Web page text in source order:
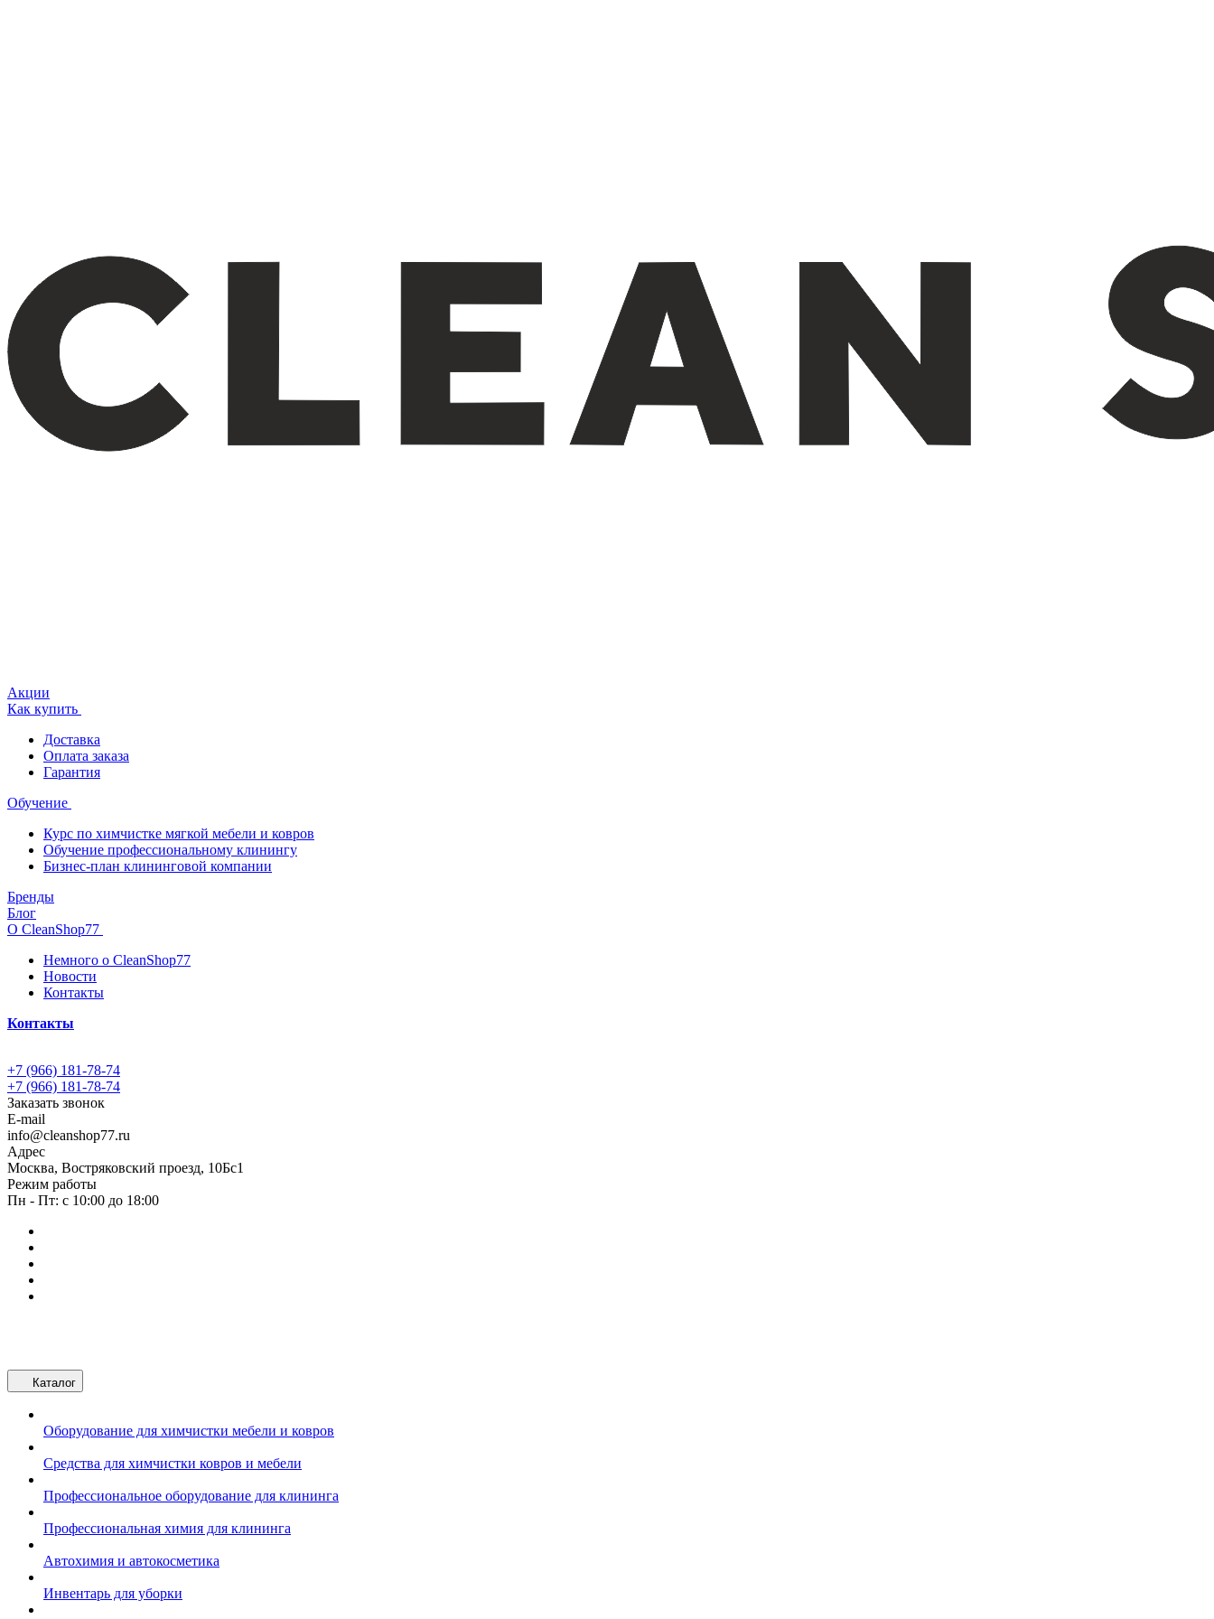
Акции
Как купить
Доставка
Оплата заказа
Гарантия
Обучение
Курс по химчистке мягкой мебели и ковров
Обучение профессиональному клинингу
Бизнес-план клининговой компании
Бренды
Блог
О CleanShop77
Немного о CleanShop77
Новости
Контакты
Контакты
+7 (966) 181-78-74
+7 (966) 181-78-74
Заказать звонок
E-mail
info@cleanshop77.ru
Адрес
Москва, Востряковский проезд, 10Бс1
Режим работы
Пн - Пт: с 10:00 до 18:00
Каталог
Оборудование для химчистки мебели и ковров
Средства для химчистки ковров и мебели
Профессиональное оборудование для клининга
Профессиональная химия для клининга
Автохимия и автокосметика
Инвентарь для уборки